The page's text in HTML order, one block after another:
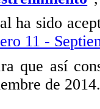
ha sido
11 -
que así
de 2014.